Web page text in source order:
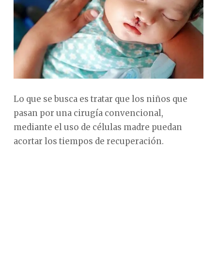
Lo que se busca es tratar que los niños que
pasan por una cirugía convencional,
mediante el uso de células madre puedan
acortar los tiempos de recuperación.